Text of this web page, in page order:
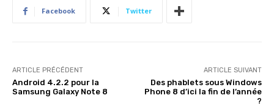
Facebook Twitter
ARTICLE PRÉCÉDENT
Android 4.2.2 pour la
Samsung Galaxy Note 8
ARTICLE SUIVANT
Des phablets sous Windows
Phone 8 d’ici la fin de l’année
?